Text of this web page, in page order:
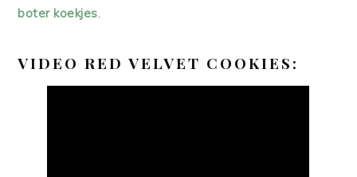
boter koekjes.
VIDEO RED VELVET COOKIES: